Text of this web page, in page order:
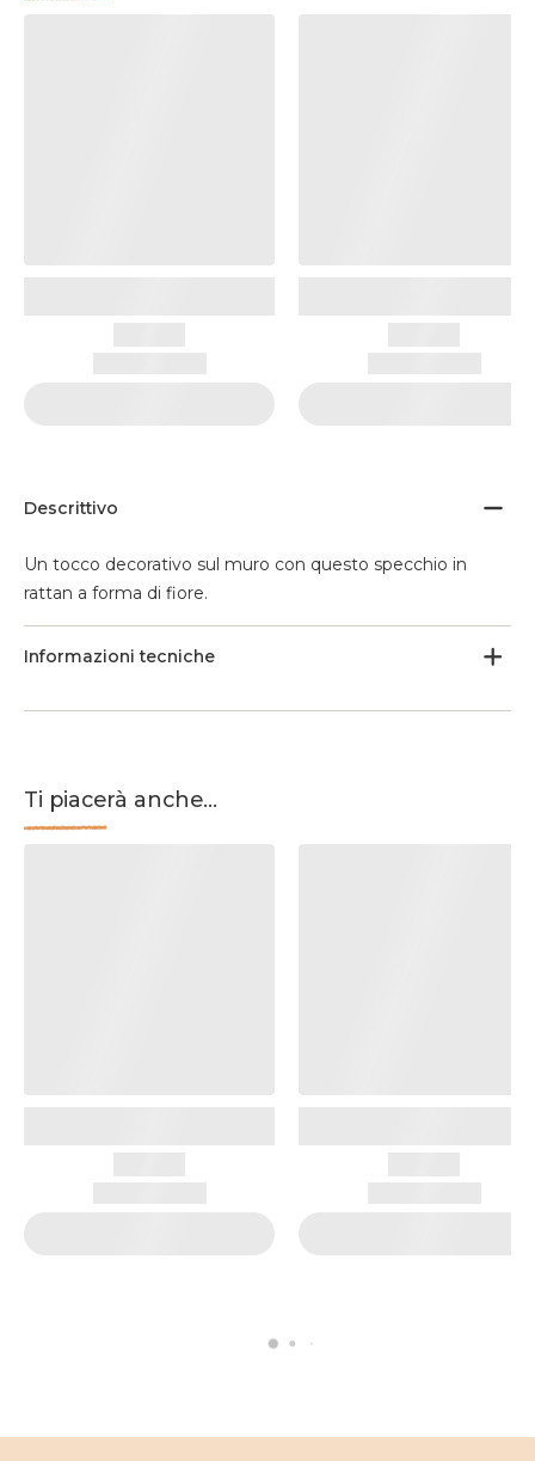
Descrittivo
Un tocco decorativo sul muro con questo specchio in
rattan a forma di fiore.
Informazioni tecniche
Ti piacerà anche...